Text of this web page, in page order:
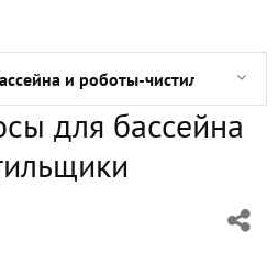
для женщин и для мужчин
и роботы-чистильщики
- видео покатушек
- внимание на детали!
для бассейна